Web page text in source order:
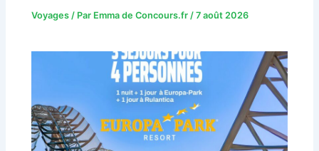
Voyages / Par Emma de Concours.fr/7 août 2026